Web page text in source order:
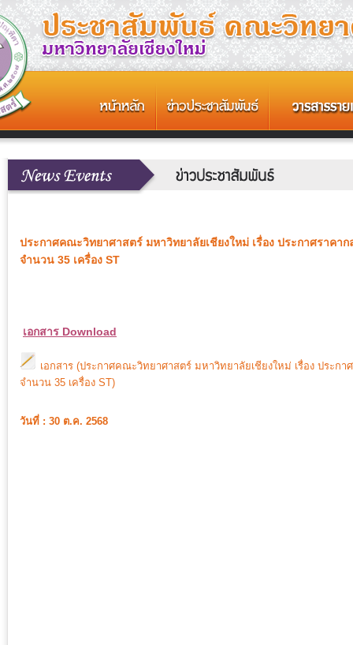
ประกาศคณะวิทยาศาสตร์ มหาวิทยาลัยเชียงใหม่ เรื่อง ประกาศราคา
จำนวน 35 เครื่อง ST
เอกสาร Download
เอกสาร (ประกาศคณะวิทยาศาสตร์ มหาวิทยาลัยเชียงใหม่ เรื่อง ประก
จำนวน 35 เครื่อง ST)
วันที่ : 30 ต.ค. 2568